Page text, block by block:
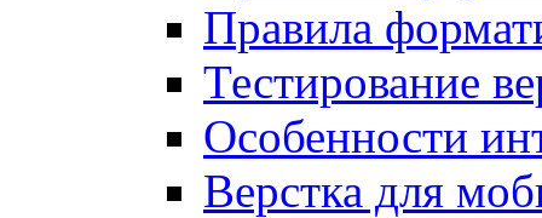
Правила
Тестирование
Особенности
Верстка для